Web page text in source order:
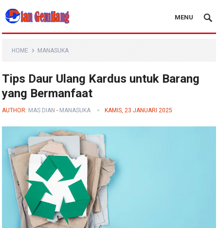
Blog Dian Gemilang
MENU
HOME MANASUKA
Tips Daur Ulang Kardus untuk Barang
yang Bermanfaat
AUTHOR: MAS DIAN - MANASUKA KAMIS, 23 JANUARI 2025